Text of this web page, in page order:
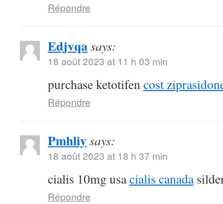
Répondre
Edjvqasays:
18 août 2023 at 11 h 03 min
purchase ketotifencost
Répondre
Pmhliysays:
18 août 2023 at 18 h 37 min
cialis 10mg usacialis canada
Répondre